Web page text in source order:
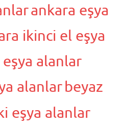
ankara eşya
ikinci el eşya
alanlar
alanlarbeyaz
eşya alanlar